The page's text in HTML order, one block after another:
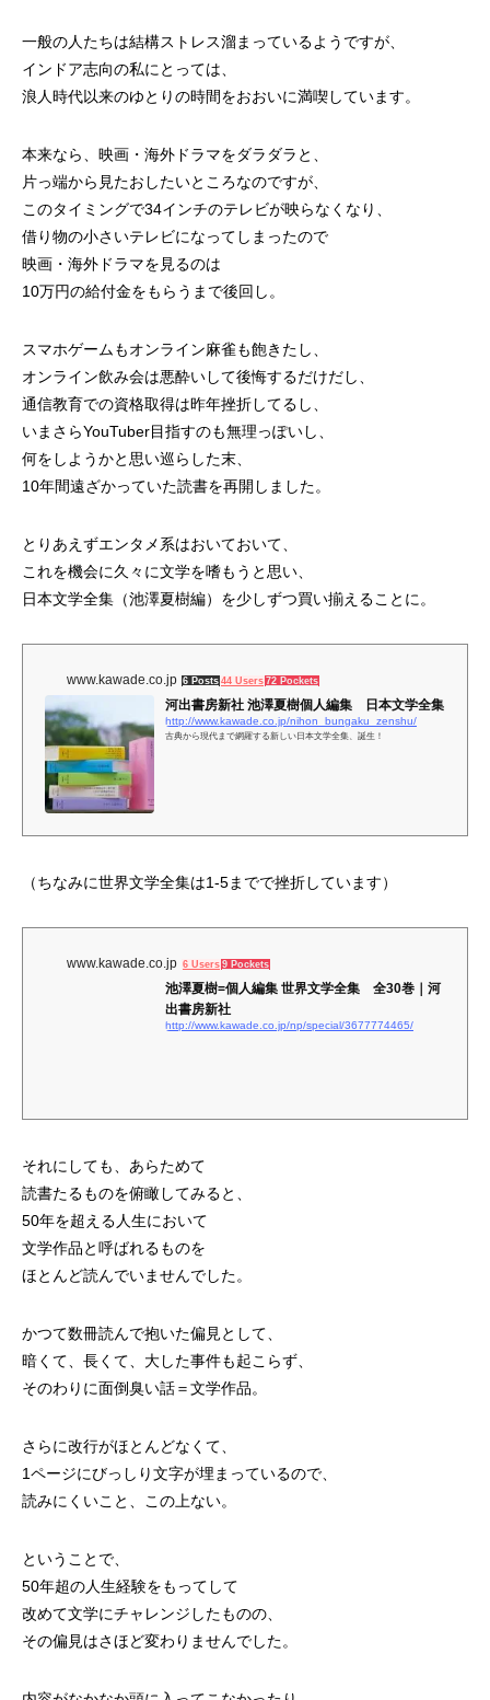
一般の人たちは結構ストレス溜まっているようですが、
インドア志向の私にとっては、
浪人時代以来のゆとりの時間をおおいに満喫しています。
本来なら、映画・海外ドラマをダラダラと、
片っ端から見たおしたいところなのですが、
このタイミングで34インチのテレビが映らなくなり、
借り物の小さいテレビになってしまったので
映画・海外ドラマを見るのは
10万円の給付金をもらうまで後回し。
スマホゲームもオンライン麻雀も飽きたし、
オンライン飲み会は悪酔いして後悔するだけだし、
通信教育での資格取得は昨年挫折してるし、
いまさらYouTuber目指すのも無理っぽいし、
何をしようかと思い巡らした末、
10年間遠ざかっていた読書を再開しました。
とりあえずエンタメ系はおいておいて、
これを機会に久々に文学を嗜もうと思い、
日本文学全集（池澤夏樹編）を少しずつ買い揃えることに。
www.kawade.co.jp 6 Posts 44 Users 72 Pockets
河出書房新社 池澤夏樹個人編集 日本文学全集
http://www.kawade.co.jp/nihon_bungaku_zenshu/
古典から現代まで網羅する新しい日本文学全集、誕生！
（ちなみに世界文学全集は1-5までで挫折しています）
www.kawade.co.jp 6 Users 9 Pockets
池澤夏樹=個人編集 世界文学全集 全30巻｜河
出書房新社
http://www.kawade.co.jp/np/special/3677774465/
それにしても、あらためて
読書たるものを俯瞰してみると、
50年を超える人生において
文学作品と呼ばれるものを
ほとんど読んでいませんでした。
かつて数冊読んで抱いた偏見として、
暗くて、長くて、大した事件も起こらず、
そのわりに面倒臭い話＝文学作品。
さらに改行がほとんどなくて、
1ページにびっしり文字が埋まっているので、
読みにくいこと、この上ない。
ということで、
50年超の人生経験をもってして
改めて文学にチャレンジしたものの、
その偏見はさほど変わりませんでした。